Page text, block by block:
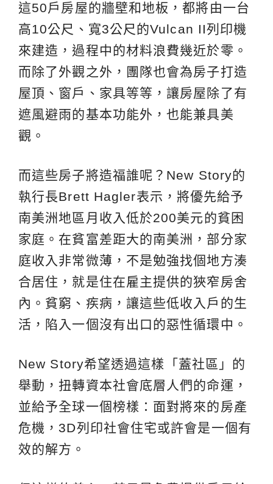
這50戶房屋的牆壁和地板，都將由一台
高10公尺、寬3公尺的Vulcan II列印機
來建造，過程中的材料浪費幾近於零。
而除了外觀之外，團隊也會為房子打造
屋頂、窗戶、家具等等，讓房屋除了有
遮風避雨的基本功能外，也能兼具美
觀。
而這些房子將造福誰呢？New Story的
執行長Brett Hagler表示，將優先給予
南美洲地區月收入低於200美元的貧困
家庭。在貧富差距大的南美洲，部分家
庭收入非常微薄，不是勉強找個地方湊
合居住，就是住在雇主提供的狹窄房舍
內。貧窮、疾病，讓這些低收入戶的生
活，陷入一個沒有出口的惡性循環中。
New Story希望透過這樣「蓋社區」的
舉動，扭轉資本社會底層人們的命運，
並給予全球一個榜樣：面對將來的房產
危機，3D列印社會住宅或許會是一個有
效的解方。